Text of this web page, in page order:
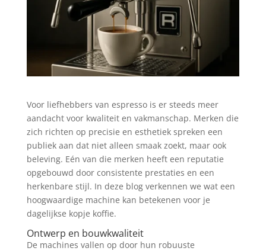
Voor liefhebbers van espresso is er steeds meer
aandacht voor kwaliteit en vakmanschap. Merken die
zich richten op precisie en esthetiek spreken een
publiek aan dat niet alleen smaak zoekt, maar ook
beleving. Eén van die merken heeft een reputatie
opgebouwd door consistente prestaties en een
herkenbare stijl. In deze blog verkennen we wat een
hoogwaardige machine kan betekenen voor je
dagelijkse kopje koffie.
Ontwerp en bouwkwaliteit
De machines vallen op door hun robuuste